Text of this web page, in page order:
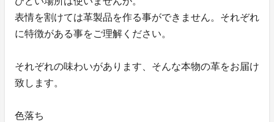
表情を割けては革製品を作る事ができません。それぞれ
に特徴がある事をご理解ください。
それぞれの味わいがあります、そんな本物の革をお届け
致します。
色落ち